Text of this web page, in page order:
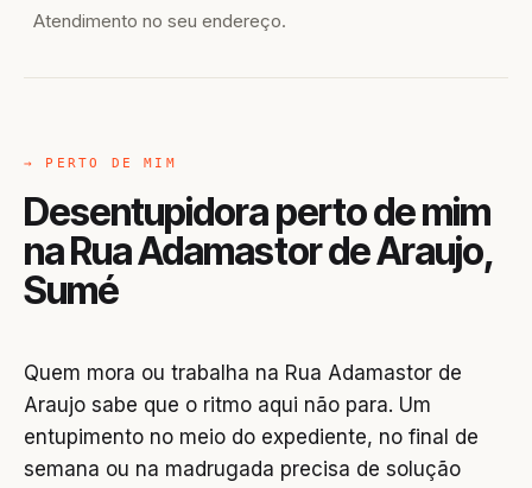
Atendimento no seu endereço.
→ PERTO DE MIM
Desentupidora perto de mim
na Rua Adamastor de Araujo,
Sumé
Quem mora ou trabalha na Rua Adamastor de
Araujo sabe que o ritmo aqui não para. Um
entupimento no meio do expediente, no final de
semana ou na madrugada precisa de solução